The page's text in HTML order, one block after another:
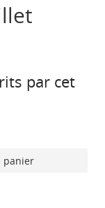
par cet
panier